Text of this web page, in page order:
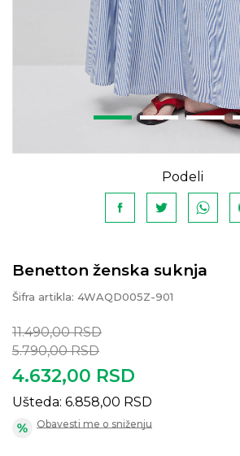
Podeli
Benetton ženska suknja
Šifra artikla: 4WAQD005Z-901
11.490,00 RSD
5.790,00 RSD
4.632,00 RSD
Ušteda: 6.858,00 RSD
Obavesti me o sniženju